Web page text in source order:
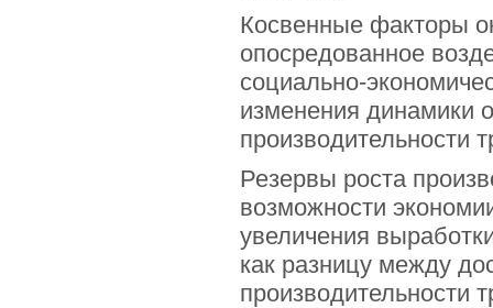
Косвенные факторы
опосредованное
социально-
изменения динамики
производительности
Резервы роста
возможности
увеличения
как разницу между
производительности